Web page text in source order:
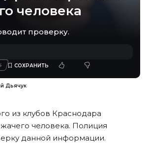
человека
проверку.
Дьячук
из клубов Краснодара
человека. Полиция
данной информации.